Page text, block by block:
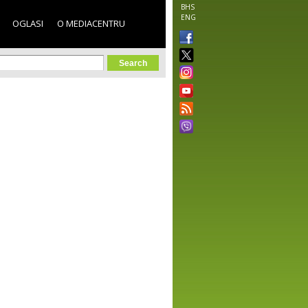
BHS
ENG
OGLASI O MEDIACENTRU